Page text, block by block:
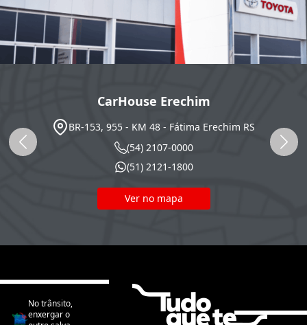
CarHouse Erechim
BR-153, 955 - KM 48 - Fátima Erechim RS
(54) 2107-0000
(51) 2121-1800
Ver no mapa
No trânsito,
enxergar o